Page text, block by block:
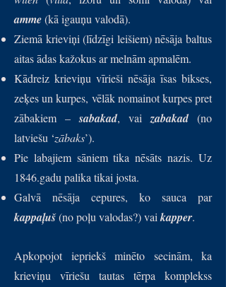
amme(kā igauņu valodā).
Ziemā krieviņi (līdzīgi leišiem) nēsāja baltus
aitas ādas kažokus ar melnām apmalēm.
Kādreiz krieviņu vīrieši nēsāja īsas bikses,
zeķes un kurpes, vēlāk nomainot kurpes pret
zābakiem –sabakad, vai zabakad(no
latviešu ‘zābaks’).
Pie labajiem sāniem tika nēsāts nazis. Uz
1846.gadu palika tikai josta.
Galvā nēsāja cepures, ko sauca par
kappaļuš(no poļu valodas?) vai kapper.
Apkopojot iepriekš minēto secinām, ka
krieviņu vīriešu tautas tērpa komplekss